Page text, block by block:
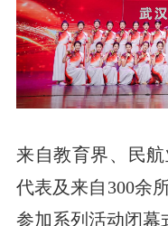
来自教育界、民
代表及来自300余
参加系列活动闭幕